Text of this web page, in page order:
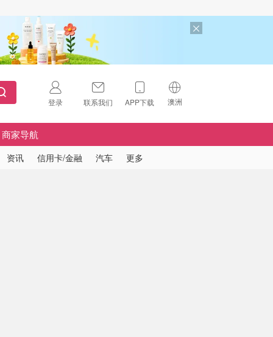
登录 联系我们 APP下载 澳洲
🇺🇸
🇨🇳中国
商家导航
资讯 信用卡/金融 汽车 更多